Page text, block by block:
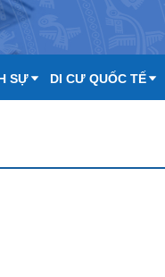
SỰ DI CƯ QUỐC TẾ